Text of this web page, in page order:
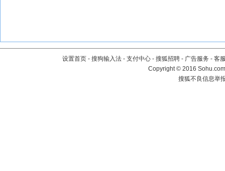
设置首页 - 搜狗输入法 - 支付中心 - 搜狐招聘 - 广告服务 - 客
Copyright©2016
搜狐不良信息举